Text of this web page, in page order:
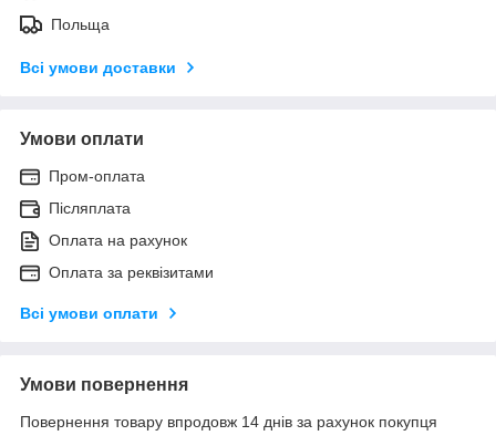
Польща
Всі умови доставки
Умови оплати
Пром-оплата
Післяплата
Оплата на рахунок
Оплата за реквізитами
Всі умови оплати
Умови повернення
Повернення товару впродовж 14 днів за рахунок покупця